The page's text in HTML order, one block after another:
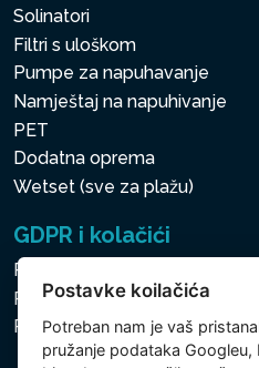
Solinatori
Filtri s uloškom
Pumpe za napuhavanje
Namještaj na napuhivanje
PET
Dodatna oprema
Wetset (sve za plažu)
GDPR i kolačići
Pravila zaštite osobnih i
Politika kolačića
Postavke koilačića
Postavke koilačića
Potreban nam je vaš
pružanje podataka Googleu,